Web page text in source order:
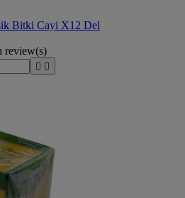
Bitki Cayi X12 Del
review(s)
 